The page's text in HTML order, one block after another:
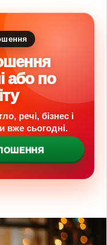
або по
речі, бізнес і
вже сьогодні.